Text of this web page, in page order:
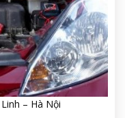
– Hà Nội